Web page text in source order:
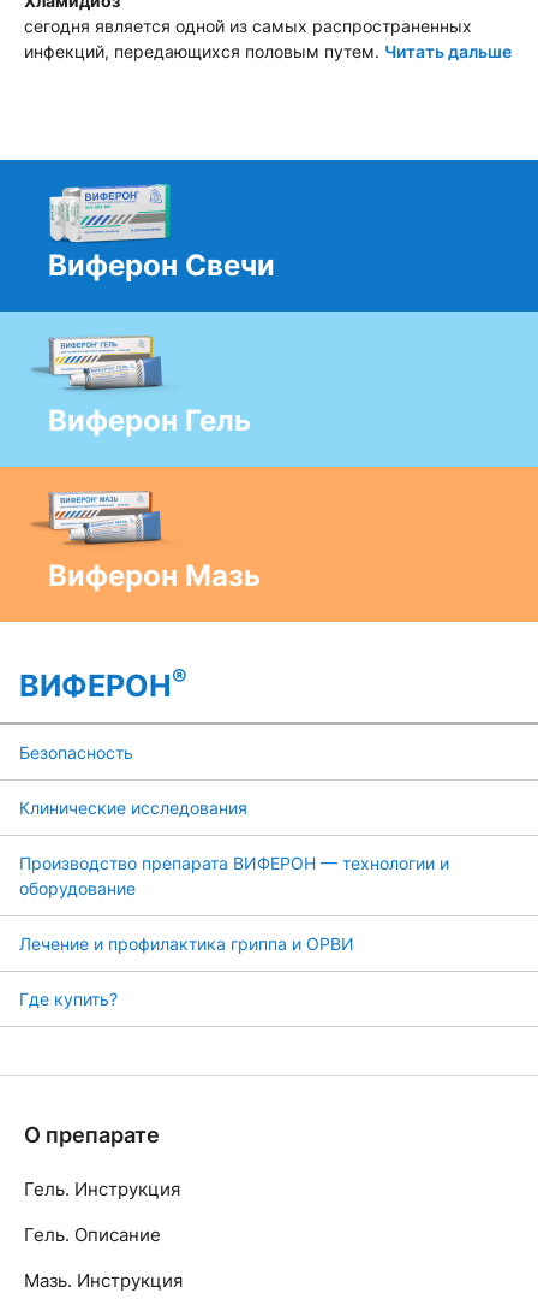
Виферон Свечи
Виферон Гель
Виферон Мазь
ВИФЕРОН®
Безопасность
Клинические исследования
Производство препарата ВИФЕРОН — технологии и
оборудование
Лечение и профилактика гриппа и ОРВИ
Где купить?
сегодня является одной из самых распространенных
инфекций, передающихся половым путем. Читать дальше
О препарате
Гель. Инструкция
Гель. Описание
Мазь. Инструкция